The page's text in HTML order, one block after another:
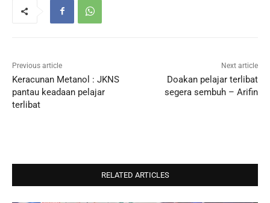
Previous article
Keracunan Metanol : JKNS
pantau keadaan pelajar
terlibat
Next article
Doakan pelajar terlibat
segera sembuh – Arifin
RELATED ARTICLES